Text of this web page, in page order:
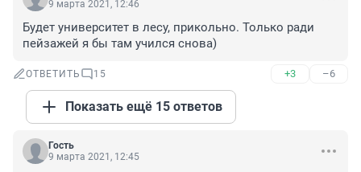
9 марта 2021, 12:46
Будет университет в лесу, прикольно. Только ради
пейзажей я бы там учился снова)
ОТВЕТИТЬ 15 +3 –6
Показать ещё 15 ответов
Гость
9 марта 2021, 12:45